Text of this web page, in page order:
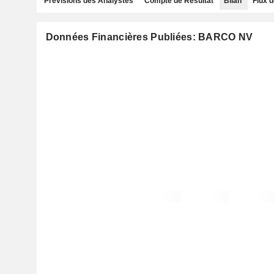
Données Financières Publiées: BARCO NV